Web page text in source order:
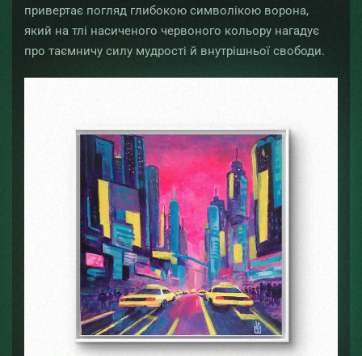
привертає погляд глибокою символікою ворона,
який на тлі насиченого червоного кольору нагадує
про таємничу силу мудрості й внутрішньої свободи.